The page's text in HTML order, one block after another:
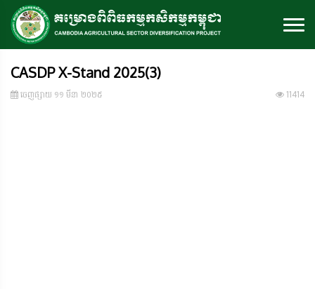
CASDP X-Stand 2025(3)
ចេញ​ផ្សាយ​ ១១ មីនា ២០២៥ 11414